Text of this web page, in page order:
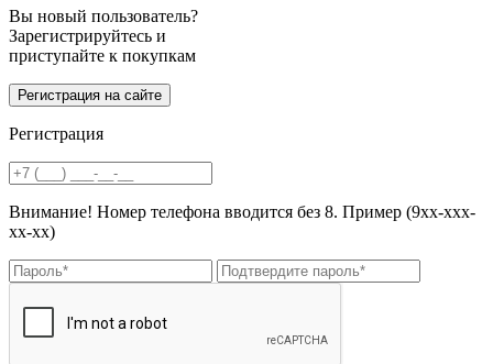
Вы новый пользователь?
Зарегистрируйтесь и
приступайте к покупкам
Регистрация
Внимание! Номер телефона вводится без 8. Пример (9хх-ххх-
хх-хх)